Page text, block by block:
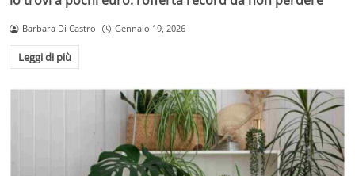
Barbara Di Castro Gennaio 19, 2026
Leggi di più